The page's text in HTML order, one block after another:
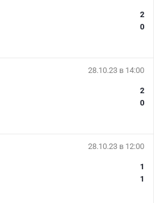
2
0
28.10.23 в 14:00
2
0
28.10.23 в 12:00
1
1